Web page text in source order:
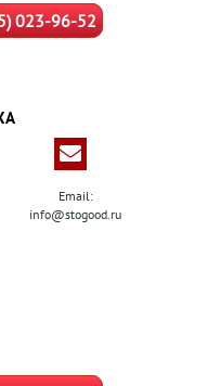
023-96-52
Email:
info@stogood.ru